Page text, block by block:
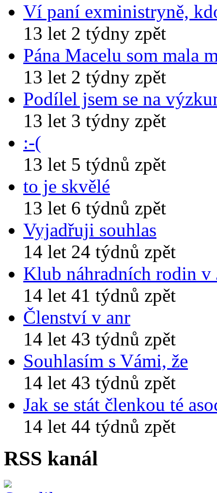
Ví paní exministryně,
13 let 2 týdny zpět
Pána Macelu som mala
13 let 2 týdny zpět
Podílel jsem se na
13 let 3 týdny zpět
:-(
13 let 5 týdnů zpět
to je skvělé
13 let 6 týdnů zpět
Vyjadřuji souhlas
14 let 24 týdnů zpět
Klub náhradních rodin v
14 let 41 týdnů zpět
Členství v anr
14 let 43 týdnů zpět
Souhlasím s Vámi, že
14 let 43 týdnů zpět
Jak se stát členkou té
14 let 44 týdnů zpět
RSS kanál